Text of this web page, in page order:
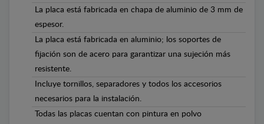
La placa está fabricada en chapa de aluminio de 3 mm de
espesor.
La placa está fabricada en aluminio; los soportes de
fijación son de acero para garantizar una sujeción más
resistente.
Incluye tornillos, separadores y todos los accesorios
necesarios para la instalación.
Todas las placas cuentan con pintura en polvo